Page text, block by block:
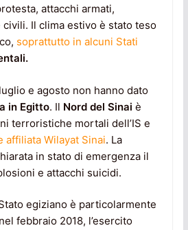
attacchi armati,
civili. Il clima estivo è stato teso
soprattutto in alcuni Stati
e agosto non hanno dato
in Egitto. Il Nord del Sinai è
terroristiche mortali dell’IS e
affiliata Wilayat Sinai. La
in stato di emergenza il
e attacchi suicidi.
egiziano è particolarmente
febbraio 2018, l’esercito